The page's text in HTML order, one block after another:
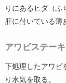
りにあるヒダ（ふ
肝に付いている薄
アワビステーキ
下処理したアワビ
り水気を取る。